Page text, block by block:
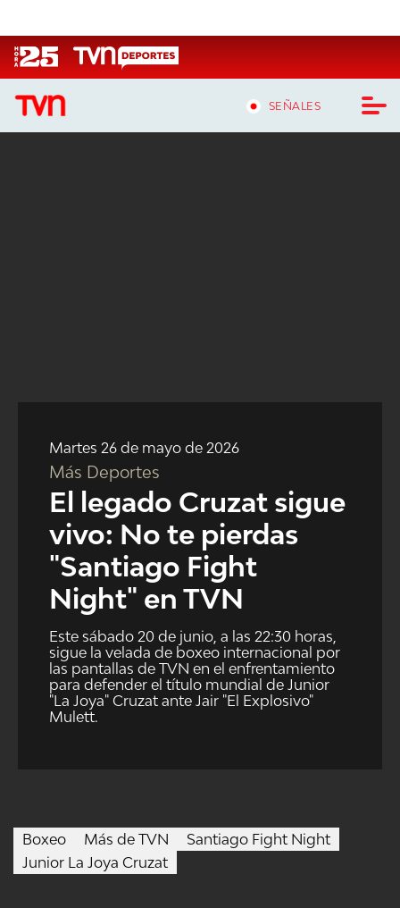
SEÑALES
ACTUALIDAD Y TENDENCIAS
CORPORATIVO Y TRANSPARENCIA
CANAL DE DENUNCIAS
ÁREA DE PROYECTOS
Martes 26 de mayo de 2026
Más Deportes
El legado Cruzat sigue
vivo: No te pierdas
"Santiago Fight
Night" en TVN
Este sábado 20 de junio, a las 22:30 horas,
sigue la velada de boxeo internacional por
las pantallas de TVN en el enfrentamiento
para defender el título mundial de Junior
"La Joya" Cruzat ante Jair "El Explosivo"
Mulett.
Boxeo Más de TVN
Santiago Fight Night
Junior La Joya Cruzat